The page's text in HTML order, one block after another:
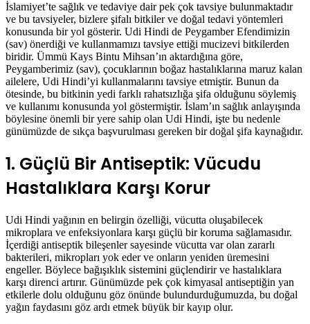
İslamiyet’te sağlık ve tedaviye dair pek çok tavsiye bulunmaktadır
ve bu tavsiyeler, bizlere şifalı bitkiler ve doğal tedavi yöntemleri
konusunda bir yol gösterir. Udi Hindi de Peygamber Efendimizin
(sav) önerdiği ve kullanmamızı tavsiye ettiği mucizevi bitkilerden
biridir. Ümmü Kays Bintu Mihsan’ın aktardığına göre,
Peygamberimiz (sav), çocuklarının boğaz hastalıklarına maruz kalan
ailelere, Udi Hindi’yi kullanmalarını tavsiye etmiştir. Bunun da
ötesinde, bu bitkinin yedi farklı rahatsızlığa şifa olduğunu söylemiş
ve kullanımı konusunda yol göstermiştir. İslam’ın sağlık anlayışında
böylesine önemli bir yere sahip olan Udi Hindi, işte bu nedenle
günümüzde de sıkça başvurulması gereken bir doğal şifa kaynağıdır.
1. Güçlü Bir Antiseptik: Vücudu
Hastalıklara Karşı Korur
Udi Hindi yağının en belirgin özelliği, vücutta oluşabilecek
mikroplara ve enfeksiyonlara karşı güçlü bir koruma sağlamasıdır.
İçerdiği antiseptik bileşenler sayesinde vücutta var olan zararlı
bakterileri, mikropları yok eder ve onların yeniden üremesini
engeller. Böylece bağışıklık sistemini güçlendirir ve hastalıklara
karşı direnci artırır. Günümüzde pek çok kimyasal antiseptiğin yan
etkilerle dolu olduğunu göz önünde bulundurduğumuzda, bu doğal
yağın faydasını göz ardı etmek büyük bir kayıp olur.